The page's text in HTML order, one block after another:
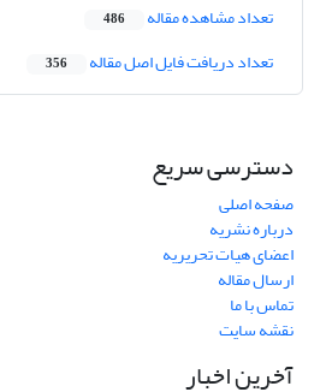
تعداد مشاهده مقاله 486
تعداد دریافت فایل اصل مقاله 356
دسترسی سریع
صفحه اصلی
درباره نشریه
اعضای هیات تحریریه
ارسال مقاله
تماس با ما
نقشه سایت
آخرین اخبار